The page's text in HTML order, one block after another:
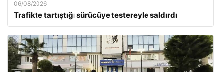
06/08/2026
Trafikte tartıştığı sürücüye testereyle saldırdı